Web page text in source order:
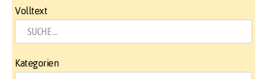
Volltext
Kategorien